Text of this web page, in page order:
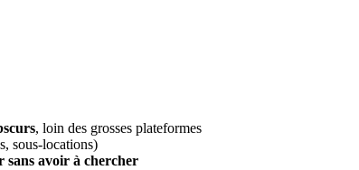
, loin des grosses plateformes
sous-locations)
sans avoir à chercher